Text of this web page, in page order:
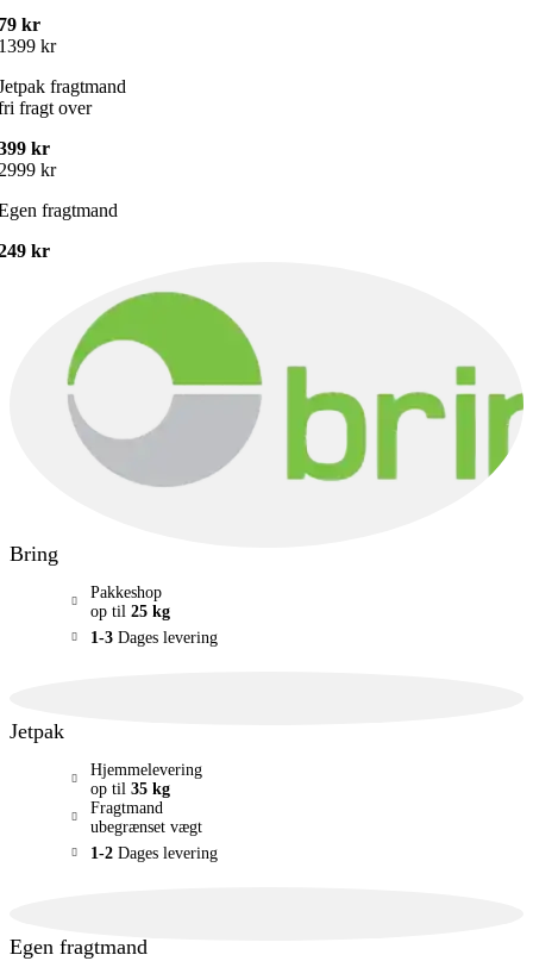
kr
kr
fragtmand
fragt over
kr
kr
fragtmand
kr
Bring
Pakkeshop
op til 25 kg
1-3 Dages levering
Jetpak
Hjemmelevering
op til 35 kg
Fragtmand
ubegrænset vægt
1-2 Dages levering
Egen fragtmand